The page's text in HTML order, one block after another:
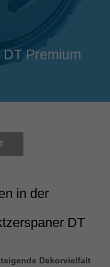
Premium
in der
DT
Dekorvielfalt